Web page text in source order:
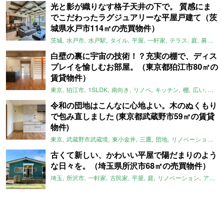
光と影が織りなす格子天井の下で。 質感にま
でこだわったラグジュアリーな平屋戸建て（茨
城県水戸市114㎡の売買物件）
茨城 水戸市 水戸駅 タイル 平屋 一軒家 テラス 庭 募集中
白壁の裏に宇宙の技術！？充実の棚で、ディス
プレイを愉しむお部屋。（東京都狛江市80㎡の
賃貸物件）
東京 狛江市 1SLDK 南向き リノベ キッチン 棚 広い ガイ
令和の団地はこんなに心地よい。木のぬくもり
で包み直しました (東京都武蔵野市59㎡の賃貸
物件)
東京 武蔵野市武蔵境 東小金井 三鷹 団地 リノベーション
古くて新しい、かわいい平屋で陽だまりのよう
な日々を。（埼玉県所沢市68㎡の売買物件）
埼玉 所沢市 一軒家 古民家 平屋 庭 リノベーション アメリカンハウス